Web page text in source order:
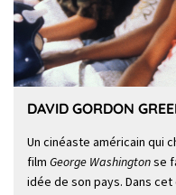
DAVID GORDON
Un cinéaste américain qui
film George Washingtonse
idée de son pays. Dans